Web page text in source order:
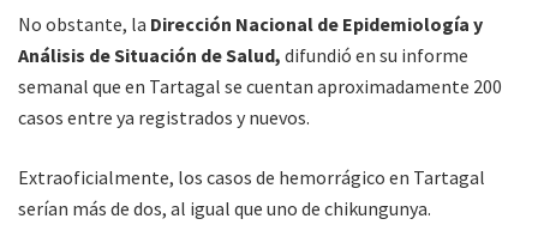
No obstante, la Dirección Nacional de Epidemiología y
Análisis de Situación de Salud, difundió en su informe
semanal que en Tartagal se cuentan aproximadamente 200
casos entre ya registrados y nuevos.
Extraoficialmente, los casos de hemorrágico en Tartagal
serían más de dos, al igual que uno de chikungunya.